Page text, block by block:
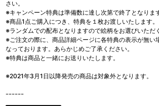
さい。
※キャンペーン特典は準備数に達し次第で終了となりま
※商品1点ご購入につき、特典を１枚お渡しいたします。
※ランダムでの配布となりますので絵柄をお選びいただ
※ご注文の際に、商品詳細ページに各特典の表示が無い
なっております。あらかじめご了承ください。
※特典は商品と一緒にお送りいたします。
※2021年3月1日以降発売の商品は対象外となります。
ｰｰｰｰｰｰ